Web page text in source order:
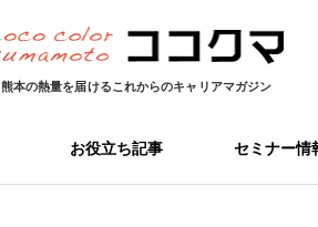
熊本の熱量を届けるこれからのキャリアマガジン
お役立ち記事 セミナー情